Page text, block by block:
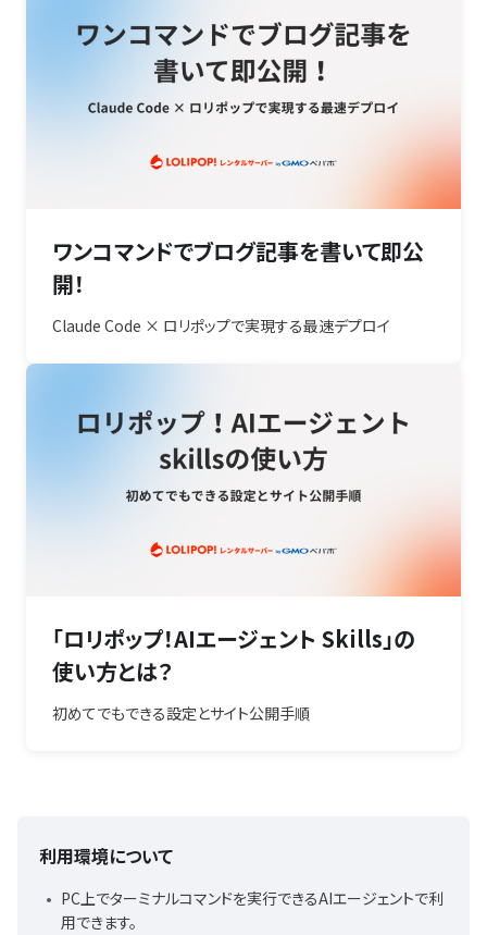
ワンコマンドでブログ記事を書いて即公
開！
Claude Code × ロリポップで実現する最速デプロイ
「ロリポップ！AIエージェント Skills」の
使い方とは？
初めてでもできる設定とサイト公開手順
利用環境について
PC上でターミナルコマンドを実行できるAIエージェントで利
用できます。